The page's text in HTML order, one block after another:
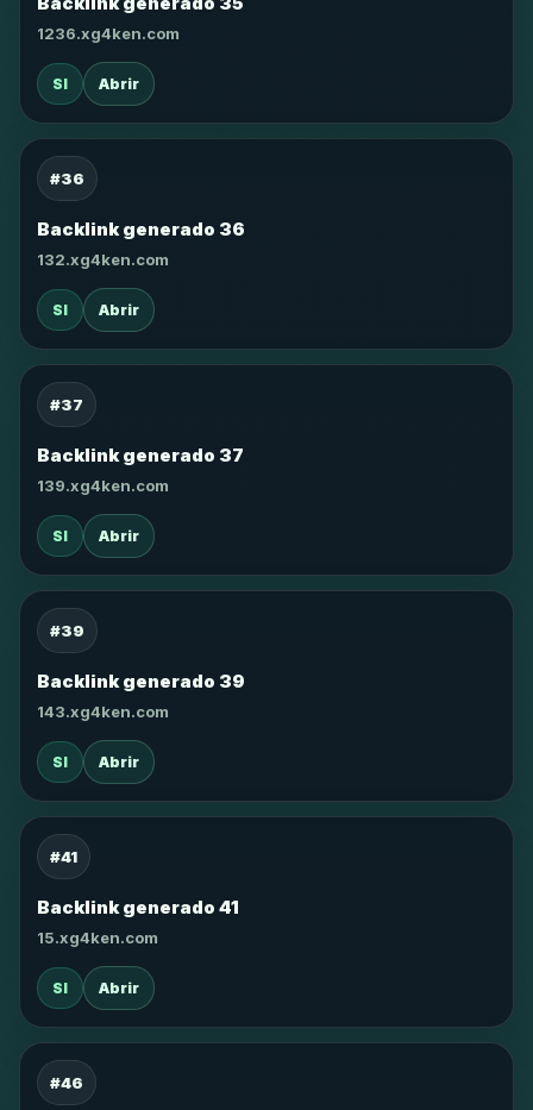
1236.xg4ken.com
SI Abrir
#36
Backlink generado 36
132.xg4ken.com
SI Abrir
#37
Backlink generado 37
139.xg4ken.com
SI Abrir
#39
Backlink generado 39
143.xg4ken.com
SI Abrir
#41
Backlink generado 41
15.xg4ken.com
SI Abrir
#46